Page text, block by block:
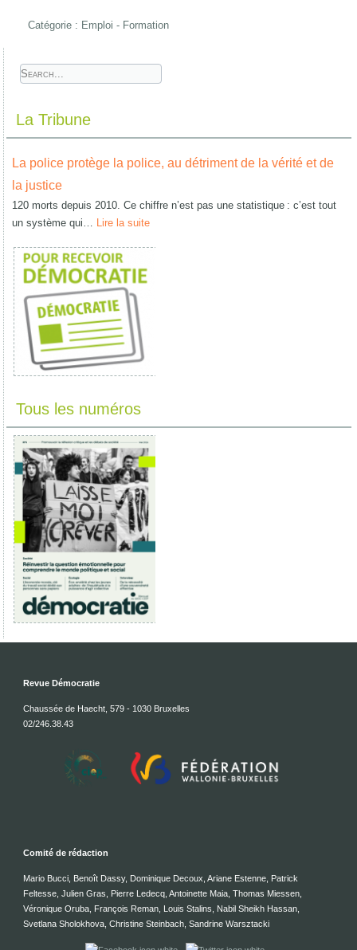
Catégorie : Emploi - Formation
La Tribune
La police protège la police, au détriment de la vérité et de
la justice
120 morts depuis 2010. Ce chiffre n’est pas une statistique : c’est tout
un système qui… Lire la suite
Tous les numéros
Revue Démocratie
Chaussée de Haecht, 579 - 1030 Bruxelles
02/246.38.43
Comité de rédaction
Mario Bucci, Benoît Dassy, Dominique Decoux, Ariane Estenne, Patrick
Feltesse, Julien Gras, Pierre Ledecq, Antoinette Maia, Thomas Miessen,
Véronique Oruba, François Reman, Louis Stalins, Nabil Sheikh Hassan,
Svetlana Sholokhova, Christine Steinbach, Sandrine Warsztacki